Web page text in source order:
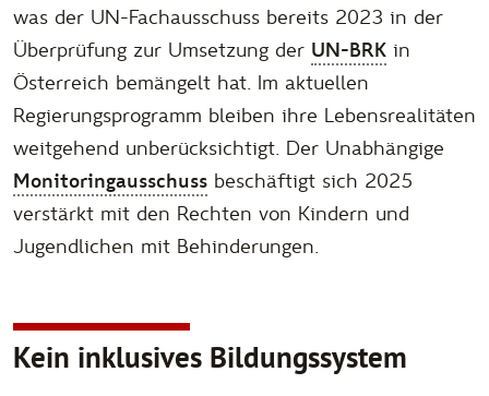
was der UN-Fachausschuss bereits 2023 in der
Überprüfung zur Umsetzung der UN-BRK in
Österreich bemängelt hat. Im aktuellen
Regierungsprogramm bleiben ihre Lebensrealitäten
weitgehend unberücksichtigt. Der Unabhängige
Monitoringausschuss beschäftigt sich 2025
verstärkt mit den Rechten von Kindern und
Jugendlichen mit Behinderungen.
Kein inklusives Bildungssystem